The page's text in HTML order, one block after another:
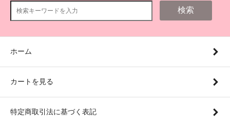
検索
ホーム
カートを見る
特定商取引法に基づく表記